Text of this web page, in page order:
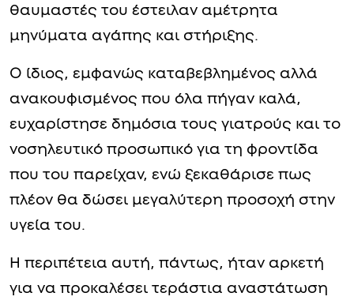
θαυμαστές του έστειλαν αμέτρητα
μηνύματα αγάπης και στήριξης.
Ο ίδιος, εμφανώς καταβεβλημένος αλλά
ανακουφισμένος που όλα πήγαν καλά,
ευχαρίστησε δημόσια τους γιατρούς και το
νοσηλευτικό προσωπικό για τη φροντίδα
που του παρείχαν, ενώ ξεκαθάρισε πως
πλέον θα δώσει μεγαλύτερη προσοχή στην
υγεία του.
Η περιπέτεια αυτή, πάντως, ήταν αρκετή
για να προκαλέσει τεράστια αναστάτωση